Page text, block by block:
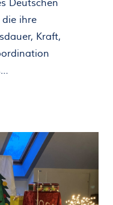
Deutschen
die ihre
Kraft,